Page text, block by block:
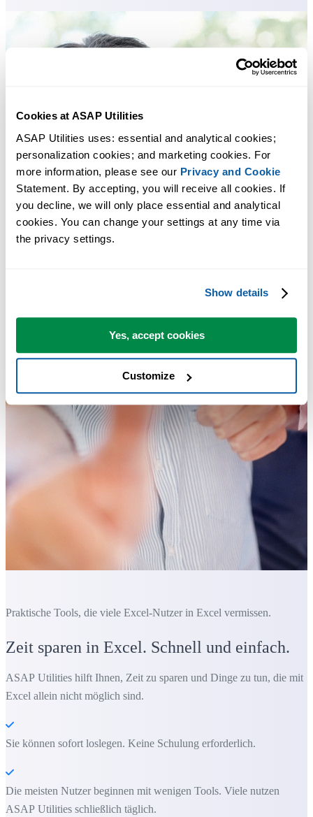
Cookies at ASAP Utilities
ASAP Utilities uses: essential and analytical cookies;
personalization cookies; and marketing cookies. For
more information, please see our Privacy and Cookie
Statement. By accepting, you will receive all cookies. If
you decline, we will only place essential and analytical
cookies. You can change your settings at any time via
the privacy settings.
Show details
Yes, accept cookies
Customize
Praktische Tools, die viele Excel-Nutzer in Excel vermissen.
Zeit sparen in Excel. Schnell und einfach.
ASAP Utilities hilft Ihnen, Zeit zu sparen und Dinge zu tun, die mit
Excel allein nicht möglich sind.
Sie können sofort loslegen. Keine Schulung erforderlich.
Die meisten Nutzer beginnen mit wenigen Tools. Viele nutzen
ASAP Utilities schließlich täglich.